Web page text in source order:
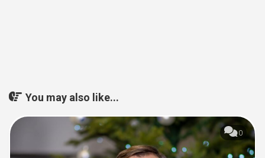
You may also like...
0